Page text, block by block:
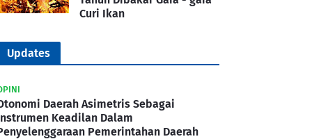
Curi Ikan
Updates
Daerah Asimetris Sebagai
Keadilan Dalam
Pemerintahan Daerah